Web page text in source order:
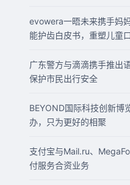
evowera一晤未来携手妈
能护齿白皮书，重塑儿童
广东警方与滴滴携手推出
保护市民出行安全
BEYOND国际科技创新博
办，只为更好的相聚
支付宝与Mail.ru、
付服务合资业务